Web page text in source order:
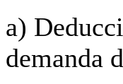
a)
demanda